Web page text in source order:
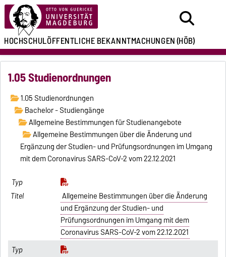
HOCHSCHULÖFFENTLICHEBEKANNTMACHUNGEN(HÖB)
1.05 Studienordnungen
1.05 Studienordnungen
Bachelor - Studiengänge
Allgemeine Bestimmungen für Studienangebote
Allgemeine Bestimmungen über die Änderung und
Ergänzung der Studien- und Prüfungsordnungen im Umgang
mit dem Coronavirus SARS-CoV-2 vom 22.12.2021
Allgemeine Bestimmungen über die Änderung
und Ergänzung der Studien- und
Prüfungsordnungen im Umgang mit dem
Coronavirus SARS-CoV-2 vom 22.12.2021